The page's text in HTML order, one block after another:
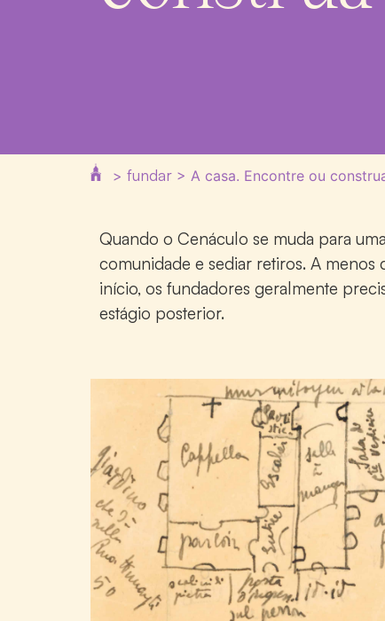
> fundar > A casa. Encontre ou
Quando o Cenáculo se muda para
comunidade e sediar retiros. A
início, os fundadores geralmente
estágio posterior.